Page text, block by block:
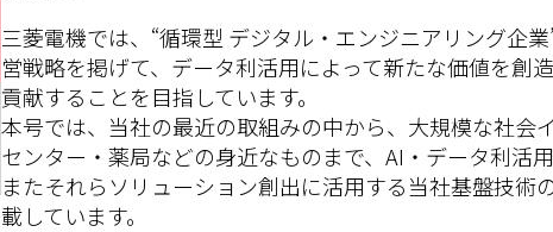
三菱電機では、“循環型 デジタル・エンジニアリング企
営戦略を掲げて、データ利活用によって新たな価値を創
貢献することを目指しています。
本号では、当社の最近の取組みの中から、大規模な社会
センター・薬局などの身近なものまで、AI・データ利活
またそれらソリューション創出に活用する当社基盤技術
載しています。